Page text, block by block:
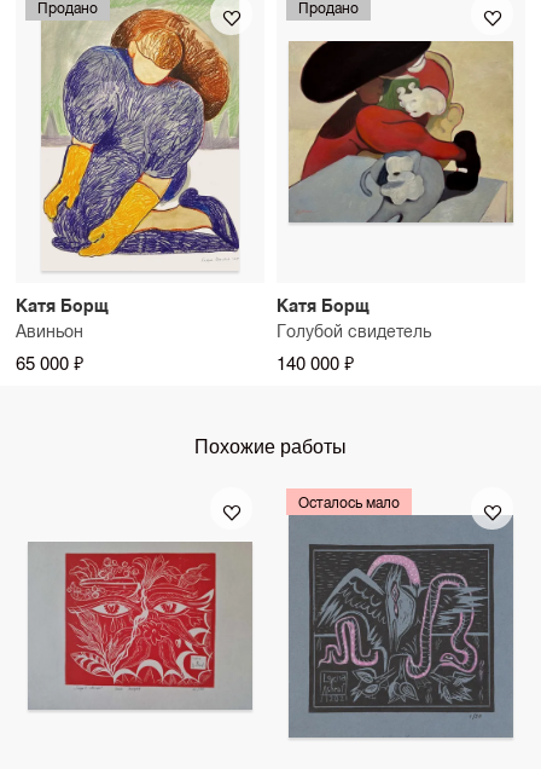
Продано
Катя Борщ
Авиньон
65 000 ₽
Продано
Катя Борщ
Голубой свидетель
140 000 ₽
Похожие работы
Осталось мало